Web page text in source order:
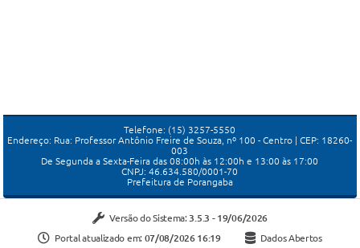
Telefone: (15) 3257-5550
Endereço: Rua: Professor Antônio Freire de Souza, nº 100 - Centro | CEP: 18260-
003
De Segunda a Sexta-Feira das 08:00h às 12:00h e 13:00 às 17:00
CNPJ: 46.634.580/0001-70
Prefeitura de Porangaba
Versão do Sistema: 3.5.3 - 19/06/2026
Portal atualizado em: 07/08/2026 16:19 Dados Abertos